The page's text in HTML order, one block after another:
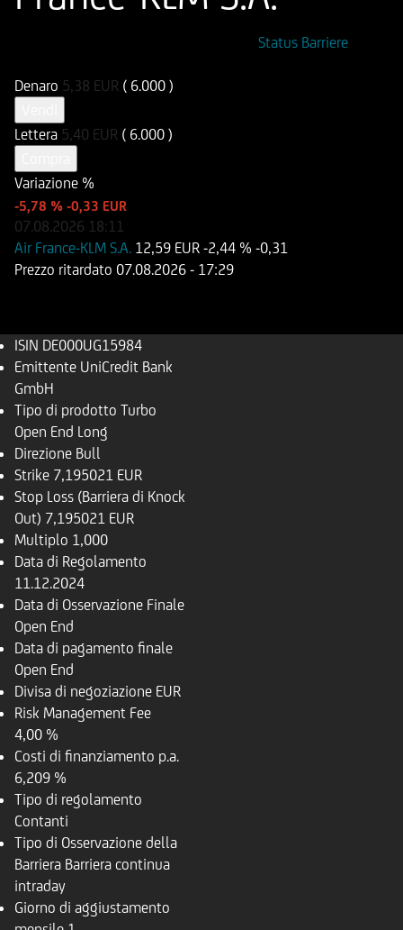
Status Barriere
Denaro 5,38 EUR ( 6.000 )
Lettera 5,40 EUR ( 6.000 )
Variazione %
-5,78 % -0,33 EUR
07.08.2026 18:11
Air France-KLM S.A. 12,59 EUR -2,44 % -0,31
Prezzo ritardato 07.08.2026 - 17:29
ISIN DE000UG15984
Emittente UniCredit Bank
GmbH
Tipo di prodotto Turbo
Open End Long
Direzione Bull
Strike 7,195021 EUR
Stop Loss (Barriera di Knock
Out) 7,195021 EUR
Multiplo 1,000
Data di Regolamento
11.12.2024
Data di Osservazione Finale
Open End
Data di pagamento finale
Open End
Divisa di negoziazione EUR
Risk Management Fee
4,00 %
Costi di finanziamento p.a.
6,209 %
Tipo di regolamento
Contanti
Tipo di Osservazione della
Barriera Barriera continua
intraday
Giorno di aggiustamento